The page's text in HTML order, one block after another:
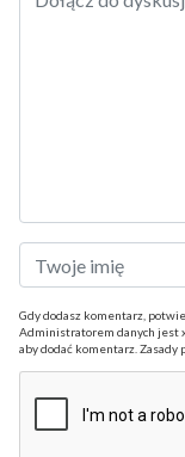
Gdy dodasz komentarz,
Administratorem danych jest
aby dodać komentarz.